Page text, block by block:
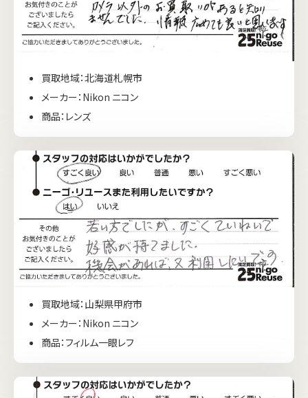
買取地域：北海道札幌市
メーカー：Nikon ニコン
商品：レンズ
買取地域：山梨県甲府市
メーカー：Nikon ニコン
商品：フィルム一眼レフ